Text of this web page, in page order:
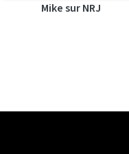
Mike sur NRJ